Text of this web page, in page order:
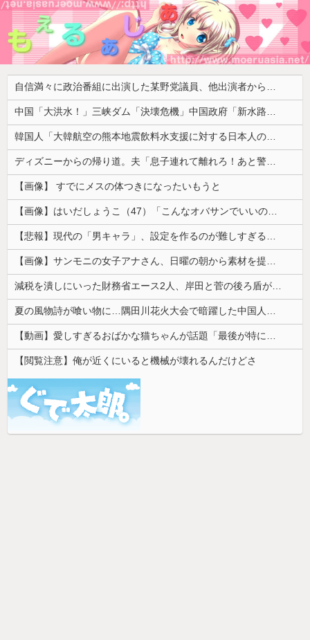
自信満々に政治番組に出演した某野党議員、他出演者からガバっぷりを指摘されて袋叩きにされるも……
中国「大洪水！」三峡ダム「決壊危機」中国政府「新水路建設！（三峡新水路」現場職員「内部情報公開！（失踪」湖南省「三峡放流情報（画像」台風13号「三峡接近」→
韓国人「大韓航空の熊本地震飲料水支援に対する日本人の反応をご覧ください・・・」→「」
ディズニーからの帰り道。夫「息子連れて離れろ！あと警察に通報！」私「助けて！」駅員「どうしました！？」→トンデモナイことに…
【画像】 すでにメスの体つきになったいもうと
【画像】はいだしょうこ（47）「こんなオバサンでいいの…？」
【悲報】現代の「男キャラ」、設定を作るのが難しすぎるｗｗｗｗ
【画像】サンモニの女子アナさん、日曜の朝から素材を提供してしまう
減税を潰しにいった財務省エース2人、岸田と菅の後ろ盾があるから地位は安泰だと信じていたら……
夏の風物詩が喰い物に…隅田川花火大会で暗躍した中国人「場所取り転売ヤー」の高笑い
【動画】愛しすぎるおばかな猫ちゃんが話題「最後が特にかわいいｗ」
【閲覧注意】俺が近くにいると機械が壊れるんだけどさ